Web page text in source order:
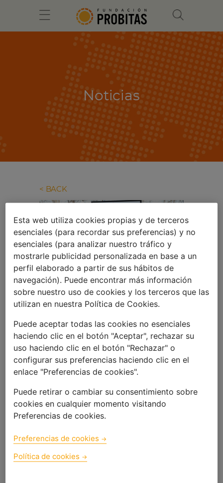
Noticias
BACK
Convocatoria Acción
Social
13 FEBRERO 2019
recursos nutricionales, socioeducativo,
psicosociales y de atención a la salud
desde los centros educativos, centros
Esta web utiliza cookies propias y de terceros
esenciales (para recordar sus preferencias) y no
esenciales (para analizar nuestro tráfico y
mostrarle publicidad personalizada en base a un
perfil elaborado a partir de sus hábitos de
navegación). Puede encontrar más información
sobre nuestro uso de cookies y los terceros que las
utilizan en nuestra Política de Cookies.
Puede aceptar todas las cookies no esenciales
haciendo clic en el botón "Aceptar", rechazar su
uso haciendo clic en el botón "Rechazar" o
configurar sus preferencias haciendo clic en el
enlace "Preferencias de cookies".
Puede retirar o cambiar su consentimiento sobre
cookies en cualquier momento visitando
Preferencias de cookies.
Preferencias de cookies
Política de cookies